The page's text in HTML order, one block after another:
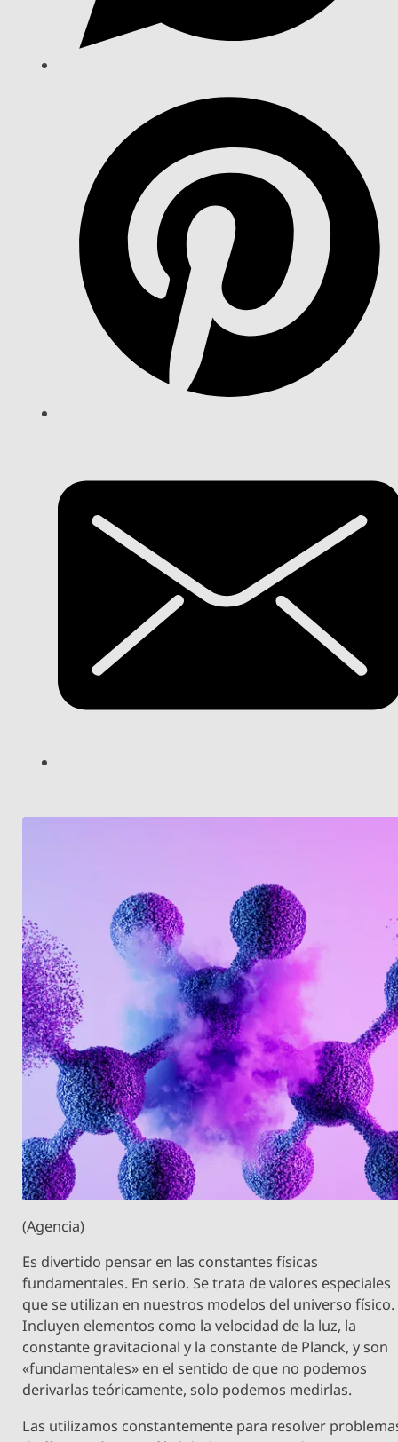
(Agencia)
Es divertido pensar en las constantes físicas
fundamentales. En serio. Se trata de valores especiales
que se utilizan en nuestros modelos del universo físico.
Incluyen elementos como la velocidad de la luz, la
constante gravitacional y la constante de Planck, y son
«fundamentales» en el sentido de que no podemos
derivarlas teóricamente, solo podemos medirlas.
Las utilizamos constantemente para resolver